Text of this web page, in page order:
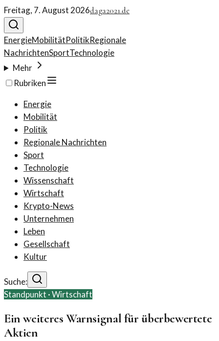
Freitag, 7. August 2026daga2021.de
EnergieMobilitätPolitikRegionale
NachrichtenSportTechnologie
Mehr
Rubriken
Energie
Mobilität
Politik
Regionale Nachrichten
Sport
Technologie
Wissenschaft
Wirtschaft
Krypto-News
Unternehmen
Leben
Gesellschaft
Kultur
Suche:
Standpunkt ·Wirtschaft
Ein weiteres Warnsignal für überbewertete
Aktien